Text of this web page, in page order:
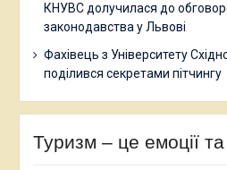
КНУВС долучилася до
законодавства у Львові
Фахівець з Університету
поділився секретами пітчингу
Туризм – це емоції та